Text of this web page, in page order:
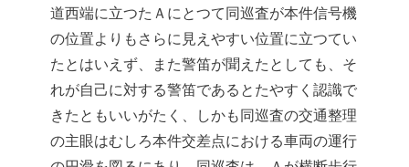
道西端に立つたＡにとつて同巡査が本件信号機
の位置よりもさらに見えやすい位置に立つてい
たとはいえず、また警笛が聞えたとしても、そ
れが自己に対する警笛であるとたやすく認識で
きたともいいがたく、しかも同巡査の交通整理
の主眼はむしろ本件交差点における車両の運行